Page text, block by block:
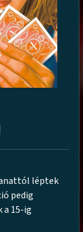
léptek
pedig
a 15-ig